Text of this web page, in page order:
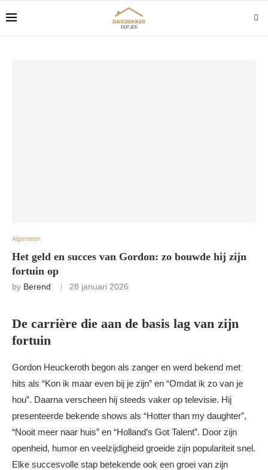
Algemeen
Het geld en succes van Gordon: zo bouwde hij zijn
fortuin op
by Berend 28 januari 2026
De carrière die aan de basis lag van zijn
fortuin
Gordon Heuckeroth begon als zanger en werd bekend met
hits als “Kon ik maar even bij je zijn” en “Omdat ik zo van je
hou”. Daarna verscheen hij steeds vaker op televisie. Hij
presenteerde bekende shows als “Hotter than my daughter”,
“Nooit meer naar huis” en “Holland’s Got Talent”. Door zijn
openheid, humor en veelzijdigheid groeide zijn populariteit snel.
Elke succesvolle stap betekende ook een groei van zijn